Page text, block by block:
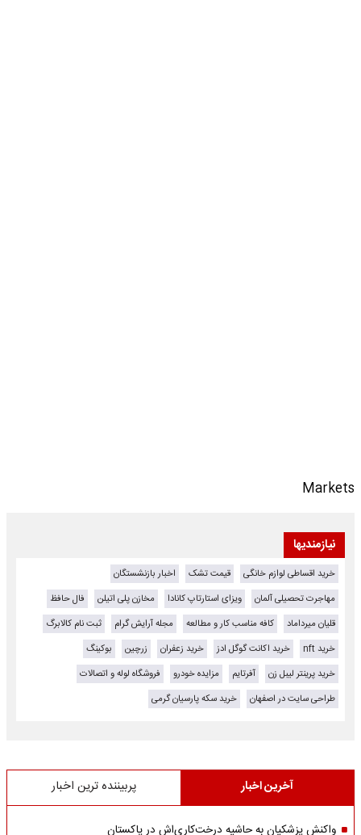
Markets
نیازمندیها
خرید اقساطی لوازم خانگی قیمت تشک
اخبار بازنشستگان
مهاجرت تحصیلی آلمان
ویزای استارتاپ کانادا مخازن پلی اتیلن
فال حافظ
قلیان میرداماد
کافه مناسب کار و مطالعه مجله آرایش گرام
ثبت نام کالابرگ
خرید nft
خرید اکانت گوگل ادز خرید زعفران زرچین
بوکینگ
خرید پرینتر لیبل زن
آفرتایم مزایده خودرو
فروشگاه لوله و اتصالات
طراحی سایت در اصفهان
خرید سکه پارسیان گرمی
آخرین اخبار پربیننده ترین اخبار
واکنش پزشکیان به حاشیه درخت‌کاری‌اش در پاکستان